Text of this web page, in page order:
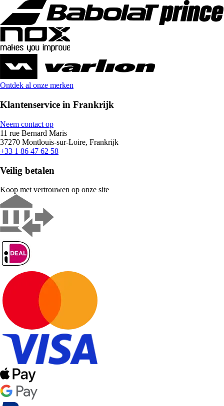
Ontdek al onze merken
Klantenservice in Frankrijk
Neem contact op
11 rue Bernard Maris
37270 Montlouis-sur-Loire, Frankrijk
+33 1 86 47 62 58
Veilig betalen
Koop met vertrouwen op onze site